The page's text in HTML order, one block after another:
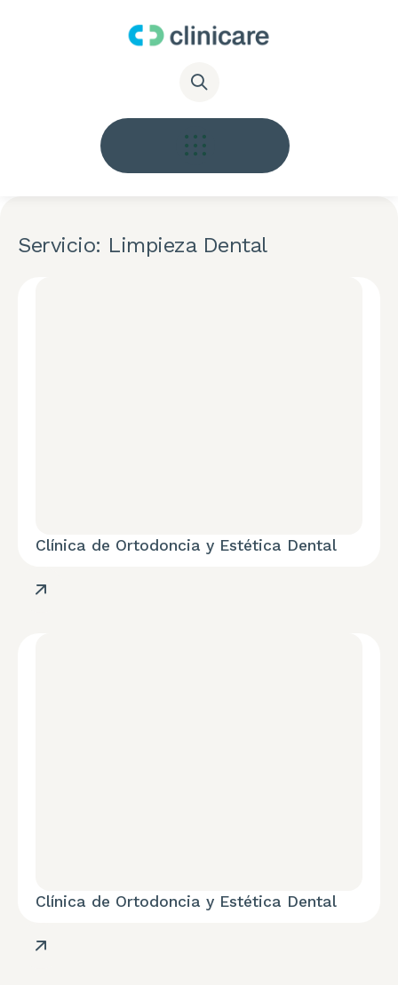
Servicio: Limpieza Dental
Clínica de Ortodoncia y Estética Dental
Clínica de Ortodoncia y Estética Dental